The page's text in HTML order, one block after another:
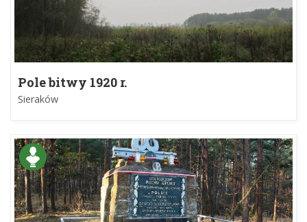
Pole bitwy 1920 r.
Sieraków